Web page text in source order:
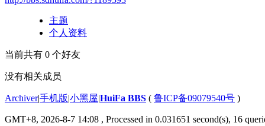
主题
个人资料
当前共有 0 个好友
没有相关成员
Archiver|手机版|小黑屋|HuiFa BBS ( 鲁ICP备09079540号 )
GMT+8, 2026-8-7 14:08 , Processed in 0.031651 second(s), 16